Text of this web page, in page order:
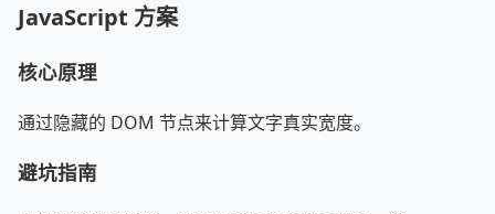
JavaScript 方案
核心原理
通过隐藏的 DOM 节点来计算文字真实宽度。
避坑指南